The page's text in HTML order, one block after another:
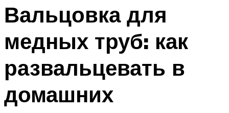
Вальцовка для
медных труб: как
развальцевать в
домашних